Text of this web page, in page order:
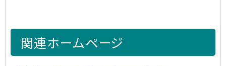
関連ホームページ